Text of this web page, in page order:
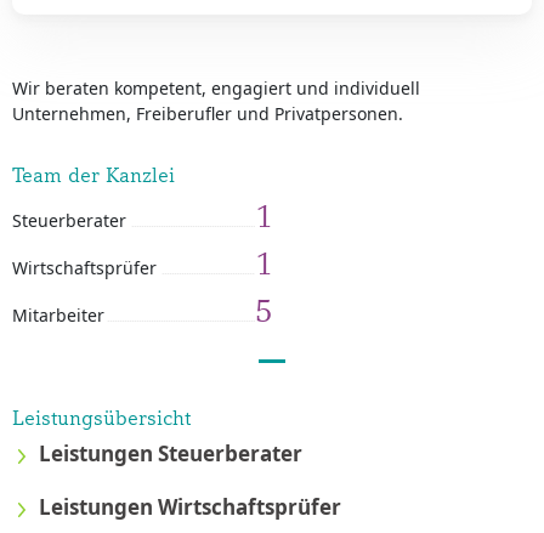
Wir beraten kompetent, engagiert und individuell
Unternehmen, Freiberufler und Privatpersonen.
Team der Kanzlei
Steuerberater 1
Wirtschaftsprüfer 1
Mitarbeiter 5
Leistungsübersicht
Leistungen Steuerberater
Leistungen Wirtschaftsprüfer